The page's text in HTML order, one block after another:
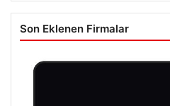
Son Eklenen Firmalar